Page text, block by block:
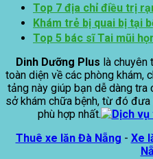
Top 7 địa chỉ điều trị
Khám trẻ bị quai bị tại
Top 5 bác sĩ Tai mũi
Dinh Dưỡng Plus là chuyên
toàn diện về các phòng khám,
tảng này giúp bạn dễ dàng
sở khám chữa bệnh, từ đó
phù hợp nhất.
Thuê xe lăn Đà Nẵng - Xe